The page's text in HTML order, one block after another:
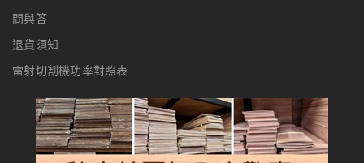
問與答
退貨須知
雷射切割機功率對照表